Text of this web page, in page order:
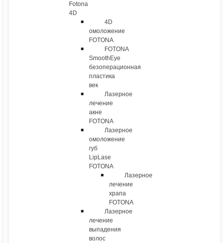
Fotona
4D
4D
омоложение
FOTONA
FOTONA
SmoothEye
безоперационная
пластика
век
Лазерное
лечение
акне
FOTONA
Лазерное
омоложение
губ
LipLase
FOTONA
Лазерное
лечение
храпа
FOTONA
Лазерное
лечение
выпадения
волос